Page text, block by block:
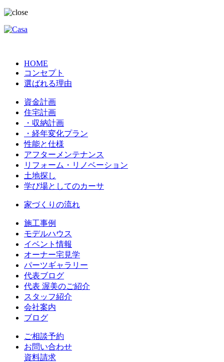
HOME
コンセプト
選ばれる理由
資金計画
住宅計画
・収納計画
・経年変化プラン
性能と仕様
アフターメンテナンス
リフォーム・リノベーション
土地探し
学び場としてのカーサ
家づくりの流れ
施工事例
モデルハウス
イベント情報
オーナー宅見学
パーツギャラリー
代表ブログ
代表 渥美のご紹介
スタッフ紹介
会社案内
ブログ
ご相談予約
お問い合わせ
資料請求